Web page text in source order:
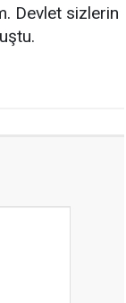
Devlet sizlerin